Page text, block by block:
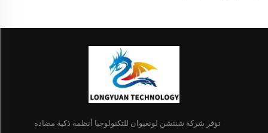
توفر شركة شنتشن لونغيوان للتكنولوجيا أنظمة ذكية مضادة